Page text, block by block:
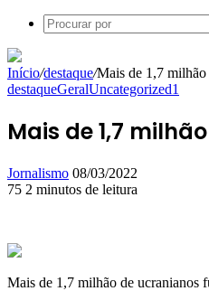
Início/destaque/Mais de 1,7
destaqueGeralUncategorized1
Mais de 1,7
Jornalismo Mande
um
08/03/2022
75 2 minutos de leitura
Mais de 1,7 milhão de ucranianos